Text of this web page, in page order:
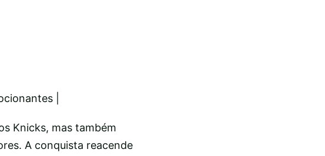
|
Knicks, mas também
A conquista reacende